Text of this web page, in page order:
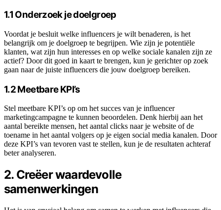
1.1 Onderzoek je doelgroep
Voordat je besluit welke influencers je wilt benaderen, is het
belangrijk om je doelgroep te begrijpen. Wie zijn je potentiële
klanten, wat zijn hun interesses en op welke sociale kanalen zijn ze
actief? Door dit goed in kaart te brengen, kun je gerichter op zoek
gaan naar de juiste influencers die jouw doelgroep bereiken.
1.2 Meetbare KPI’s
Stel meetbare KPI’s op om het succes van je influencer
marketingcampagne te kunnen beoordelen. Denk hierbij aan het
aantal bereikte mensen, het aantal clicks naar je website of de
toename in het aantal volgers op je eigen social media kanalen. Door
deze KPI’s van tevoren vast te stellen, kun je de resultaten achteraf
beter analyseren.
2. Creëer waardevolle
samenwerkingen